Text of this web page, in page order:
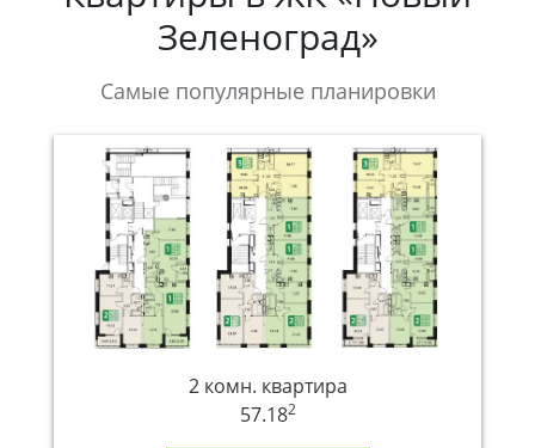
Зеленоград»
Самые популярные планировки
2 комн. квартира
57.182